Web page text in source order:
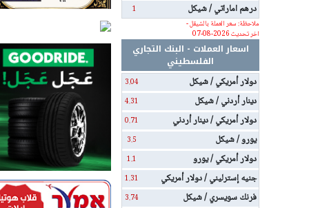
درهم اماراتي / شيكل
1
ملاحظة: سعر العملة بالشيقل -
اخر تحديث 2026-08-07
اسعار العملات - البنك التجاري
الفلسطيني
دولار أمريكي / شيكل
3.04
دينار أردني / شيكل 4.31
دولار أمريكي / دينار أردني 0.71
يورو / شيكل 3.5
دولار أمريكي / يورو 1.1
جنيه إسترليني / دولار أمريكي 1.31
فرنك سويسري / شيكل 3.74